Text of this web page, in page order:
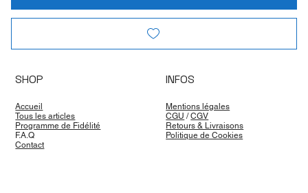
SHOP
Accueil
Tous les articles
Programme de Fidélité
F.A.Q
Contact
INFOS
Mentions légales
CGU /CGV
Retours & Livraisons
Politique de Cookies